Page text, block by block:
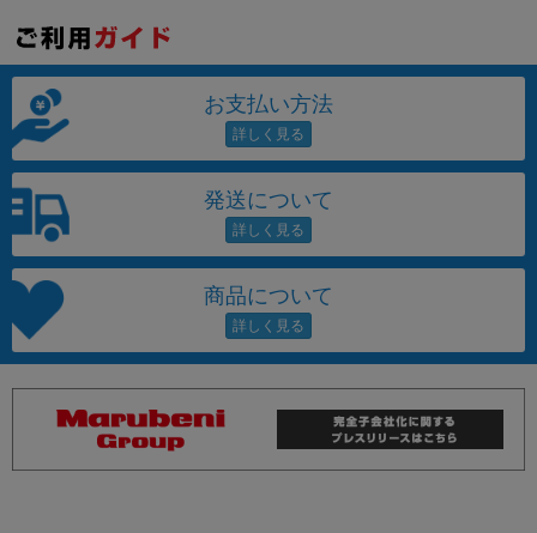
お支払い方法
発送について
商品について